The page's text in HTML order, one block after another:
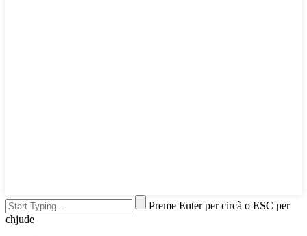
Preme Enter per circà o ESC per
chjude